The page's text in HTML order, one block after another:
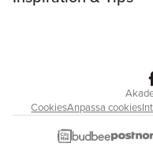
CookiesAnpassa cookies